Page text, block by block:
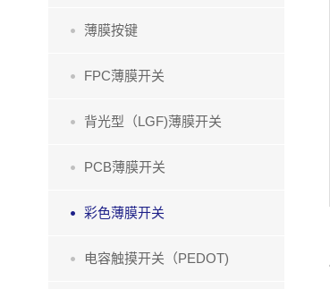
薄膜按键
FPC薄膜开关
背光型（LGF)薄膜开关
PCB薄膜开关
彩色薄膜开关
电容触摸开关（PEDOT)